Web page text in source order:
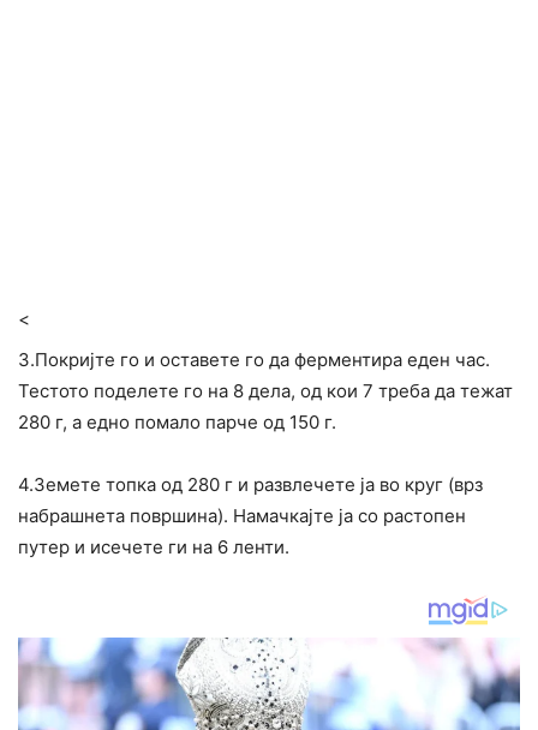
<
3.Покријте го и оставете го да ферментира еден час.
Тестото поделете го на 8 дела, од кои 7 треба да тежат
280 г, а едно помало парче од 150 г.
4.Земете топка од 280 г и развлечете ја во круг (врз
набрашнета површина). Намачкајте ја со растопен
путер и исечете ги на 6 ленти.